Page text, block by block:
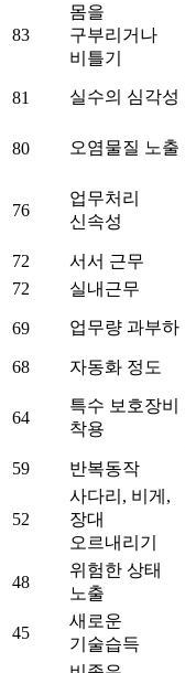
83
몸을
구부리거나
비틀기
81 실수의 심각성
80 오염물질 노출
76
업무처리
신속성
72
서서 근무
72
실내근무
69 업무량 과부하
68
자동화 정도
64
특수 보호장비
착용
59
반복동작
52
사다리, 비게,
장대
오르내리기
48
위험한 상태
노출
45
새로운
기술습득